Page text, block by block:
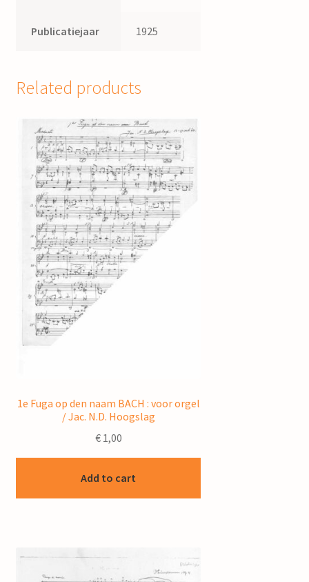
Publicatiejaar 1925
Related products
1e Fuga op den naam BACH : voor orgel
/ Jac. N.D. Hoogslag
€1,00
Add to cart